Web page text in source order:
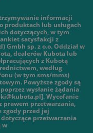
informacji
produktach lub usługach
dotyczących, w tym
satysfakcji z
Gmbh sp. z o.o. Oddział w
dealerów Kubota lub
z Kubotą
według
(w tym sms/mms)
Powyższe zgody są
wysłanie żądania
Wycofanie
prawem przetwarzania,
zgody przed jej
przetwarzania
w